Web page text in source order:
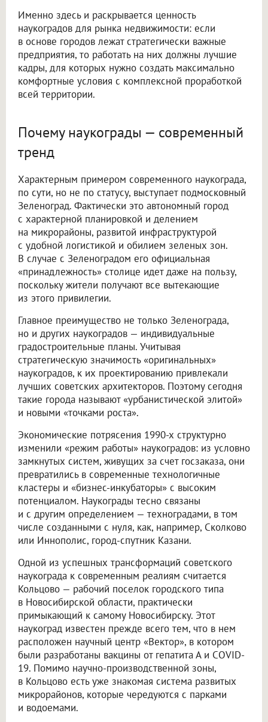
Именно здесь и раскрывается ценность
наукоградов для рынка недвижимости: если
в основе городов лежат стратегически важные
предприятия, то работать на них должны лучшие
кадры, для которых нужно создать максимально
комфортные условия с комплексной проработкой
всей территории.
Почему наукограды — современный
тренд
Характерным примером современного наукограда,
по сути, но не по статусу, выступает подмосковный
Зеленоград. Фактически это автономный город
с характерной планировкой и делением
на микрорайоны, развитой инфраструктурой
с удобной логистикой и обилием зеленых зон.
В случае с Зеленоградом его официальная
«принадлежность» столице идет даже на пользу,
поскольку жители получают все вытекающие
из этого привилегии.
Главное преимущество не только Зеленограда,
но и других наукоградов — индивидуальные
градостроительные планы. Учитывая
стратегическую значимость «оригинальных»
наукоградов, к их проектированию привлекали
лучших советских архитекторов. Поэтому сегодня
такие города называют «урбанистической элитой»
и новыми «точками роста».
Экономические потрясения 1990-х структурно
изменили «режим работы» наукоградов: из условно
замкнутых систем, живущих за счет госзаказа, они
превратились в современные технологичные
кластеры и «бизнес-инкубаторы» с высоким
потенциалом. Наукограды тесно связаны
и с другим определением — техноградами, в том
числе созданными с нуля, как, например, Сколково
или Иннополис, город-спутник Казани.
Одной из успешных трансформаций советского
наукограда к современным реалиям считается
Кольцово — рабочий поселок городского типа
в Новосибирской области, практически
примыкающий к самому Новосибирску. Этот
наукоград известен прежде всего тем, что в нем
расположен научный центр «Вектор», в котором
были разработаны вакцины от гепатита А и COVID-
19. Помимо научно-производственной зоны,
в Кольцово есть уже знакомая система развитых
микрорайонов, которые чередуются с парками
и водоемами.